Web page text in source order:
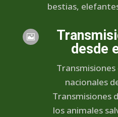
bestias,

desde
nacionales
Transmisiones
los animales